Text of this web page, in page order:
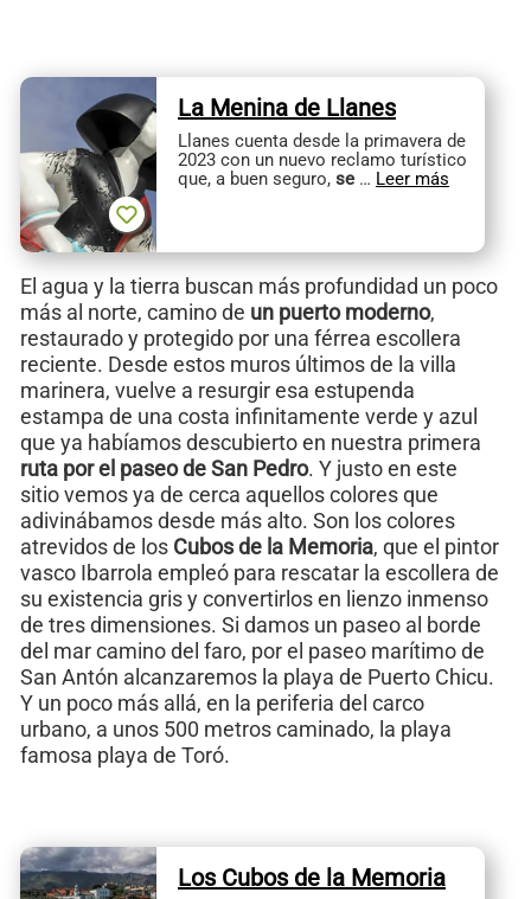
La Menina de Llanes
Llanes cuenta desde la primavera de
2023 con un nuevo reclamo turístico
que, a buen seguro, se … Leer más
El agua y la tierra buscan más profundidad un poco
más al norte, camino de un puerto moderno,
restaurado y protegido por una férrea escollera
reciente. Desde estos muros últimos de la villa
marinera, vuelve a resurgir esa estupenda
estampa de una costa infinitamente verde y azul
que ya habíamos descubierto en nuestra primera
ruta por el paseo de San Pedro. Y justo en este
sitio vemos ya de cerca aquellos colores que
adivinábamos desde más alto. Son los colores
atrevidos de los Cubos de la Memoria, que el pintor
vasco Ibarrola empleó para rescatar la escollera de
su existencia gris y convertirlos en lienzo inmenso
de tres dimensiones. Si damos un paseo al borde
del mar camino del faro, por el paseo marítimo de
San Antón alcanzaremos la playa de Puerto Chicu.
Y un poco más allá, en la periferia del carco
urbano, a unos 500 metros caminado, la playa
famosa playa de Toró.
Los Cubos de la Memoria